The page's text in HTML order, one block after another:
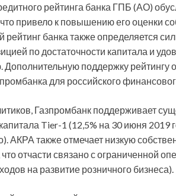
рейтинга банка ГПБ (АО)
привело к повышению его оценки
рейтинг банка также определяется
по достаточности капитала и
поддержку рейтингу
для российского
Газпромбанк поддерживает
Tier-1 (12,5% на 30 июня
АКРА также отмечает низкую
отчасти связано с ограниченной
на развитие розничного бизнеса).